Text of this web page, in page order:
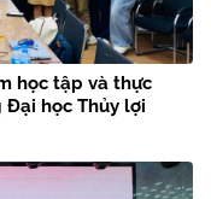
học tập và thực
Đại học Thủy lợi